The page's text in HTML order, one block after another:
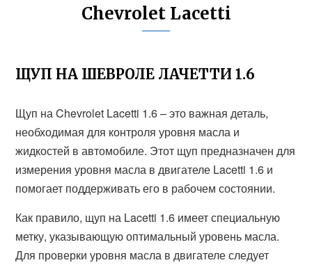
Chevrolet Lacetti
ЩУП НА ШЕВРОЛЕ ЛАЧЕТТИ 1.6
Щуп на Chevrolet Lacetti 1.6 – это важная деталь,
необходимая для контроля уровня масла и
жидкостей в автомобиле. Этот щуп предназначен для
измерения уровня масла в двигателе Lacetti 1.6 и
помогает поддерживать его в рабочем состоянии.
Как правило, щуп на Lacetti 1.6 имеет специальную
метку, указывающую оптимальный уровень масла.
Для проверки уровня масла в двигателе следует